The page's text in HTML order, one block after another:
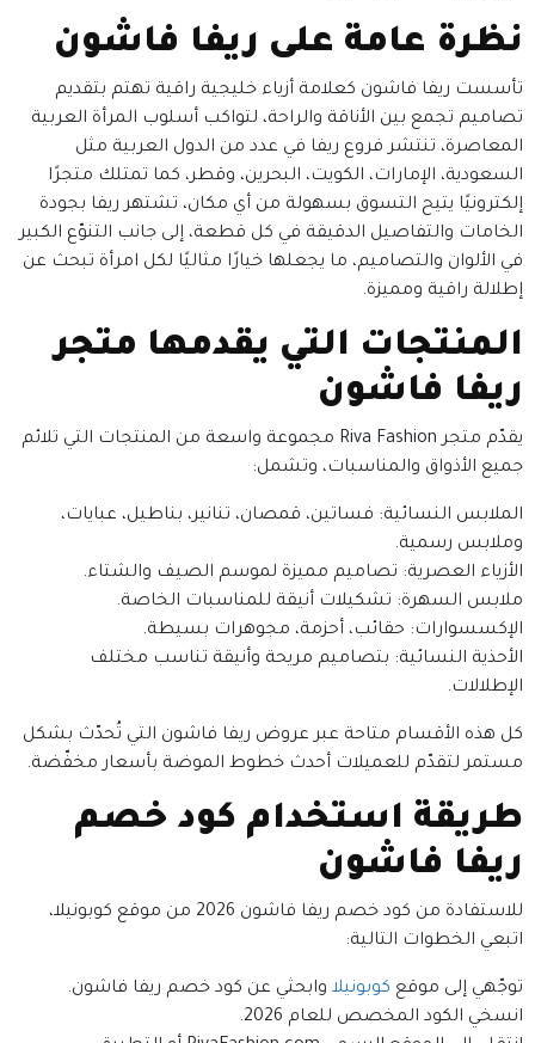
نظرة عامة على ريفا فاشون
تأسست ريفا فاشون كعلامة أزياء خليجية راقية تهتم بتقديم
تصاميم تجمع بين الأناقة والراحة، لتواكب أسلوب المرأة العربية
المعاصرة، تنتشر فروع ريفا في عدد من الدول العربية مثل
السعودية، الإمارات، الكويت، البحرين، وقطر، كما تمتلك متجرًا
إلكترونيًا يتيح التسوق بسهولة من أي مكان، تشتهر ريفا بجودة
الخامات والتفاصيل الدقيقة في كل قطعة، إلى جانب التنوّع الكبير
في الألوان والتصاميم، ما يجعلها خيارًا مثاليًا لكل امرأة تبحث عن
إطلالة راقية ومميزة.
المنتجات التي يقدمها متجر
ريفا فاشون
يقدّم متجر Riva Fashion مجموعة واسعة من المنتجات التي تلائم
جميع الأذواق والمناسبات، وتشمل:
الملابس النسائية: فساتين، قمصان، تنانير، بناطيل، عبايات،
وملابس رسمية.
الأزياء العصرية: تصاميم مميزة لموسم الصيف والشتاء.
ملابس السهرة: تشكيلات أنيقة للمناسبات الخاصة.
الإكسسوارات: حقائب، أحزمة، مجوهرات بسيطة.
الأحذية النسائية: بتصاميم مريحة وأنيقة تناسب مختلف
الإطلالات.
كل هذه الأقسام متاحة عبر عروض ريفا فاشون التي تُحدّث بشكل
مستمر لتقدّم للعميلات أحدث خطوط الموضة بأسعار مخفّضة.
طريقة استخدام كود خصم
ريفا فاشون
للاستفادة من كود خصم ريفا فاشون 2026 من موقع كوبونيلا،
اتبعي الخطوات التالية:
توجّهي إلى موقع كوبونيلا وابحثي عن كود خصم ريفا فاشون.
انسخي الكود المخصص للعام 2026.